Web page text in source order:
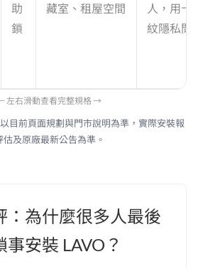
助
鎖
藏室、租屋空間
人，用卡
紋隱私問題
左右滑動查看完整規格 →
目前頁面規劃與門市說明為準，實際安裝報
及原廠最新公告為準。
：為什麼很多人最後
事安裝 LAVO？